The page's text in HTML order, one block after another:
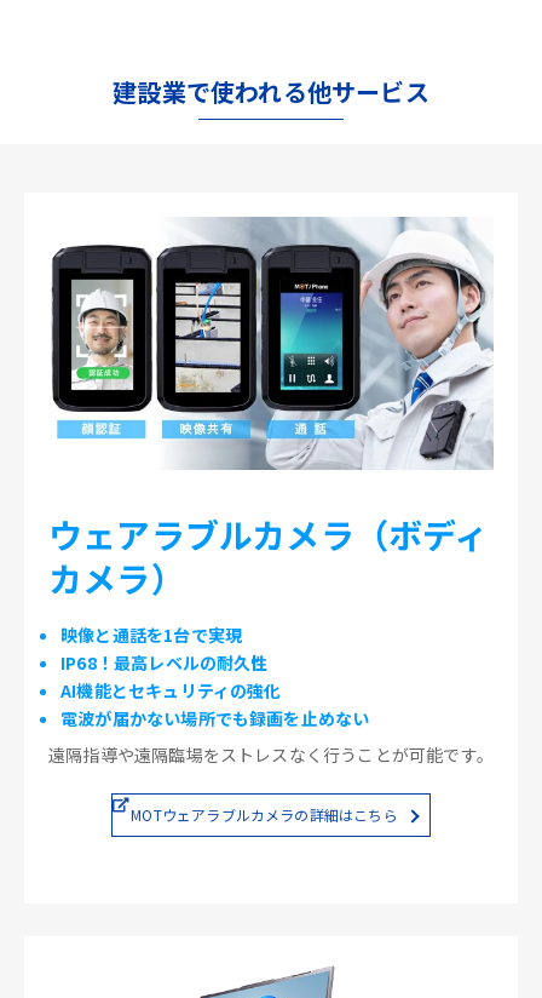
建設業で使われる他サービス
ウェアラブルカメラ（ボディ
カメラ）
映像と通話を1台で実現
IP68！最高レベルの耐久性
AI機能とセキュリティの強化
電波が届かない場所でも録画を止めない
遠隔指導や遠隔臨場をストレスなく行うことが可能です。
MOTウェアラブルカメラの詳細はこちら